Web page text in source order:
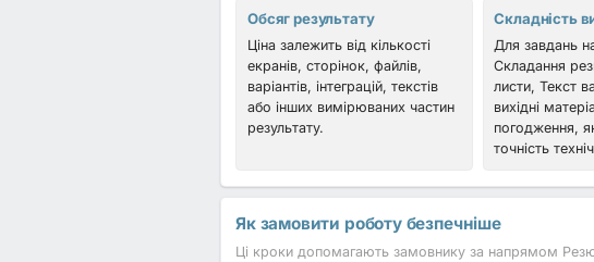
Обсяг результату
Ціна залежить від кількості
екранів, сторінок, файлів,
варіантів, інтеграцій, текстів
або інших вимірюваних частин
результату.
Складність
Для завдань
Складання
листи, Текст
вихідні
погодження,
точність
Як замовити роботу безпечніше
Ці кроки допомагають замовнику за напрямом